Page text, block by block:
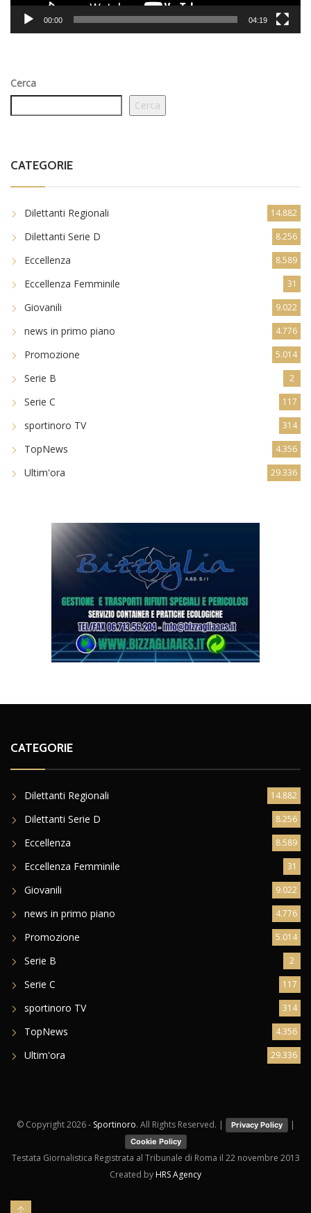
00:00 04:19
Cerca
Cerca
CATEGORIE
Dilettanti Regionali 14.882
Dilettanti Serie D 8.256
Eccellenza 8.589
Eccellenza Femminile 31
Giovanili 9.022
news in primo piano 4.776
Promozione 5.014
Serie B 2
Serie C 117
sportinoro TV 314
TopNews 4.356
Ultim'ora 29.336
CATEGORIE
Dilettanti Regionali 14.882
Dilettanti Serie D 8.256
Eccellenza 8.589
Eccellenza Femminile 31
Giovanili 9.022
news in primo piano 4.776
Promozione 5.014
Serie B 2
Serie C 117
sportinoro TV 314
TopNews 4.356
Ultim'ora 29.336
© Copyright2026 - Sportinoro. All Rights Reserved. | Privacy Policy |
Cookie Policy
Testata Giornalistica Registrata al Tribunale di Roma il 22 novembre 2013
Created by HRS Agency